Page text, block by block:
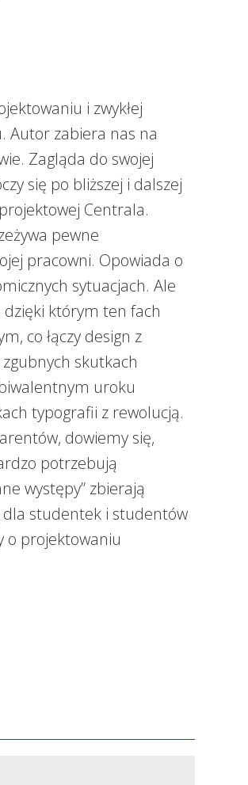
i zwykłej
Autor zabiera nas na
Zagląda do swojej
się po bliższej i dalszej
Centrala.
pewne
pracowni. Opowiada o
sytuacjach. Ale
którym ten fach
co łączy design z
skutkach
uroku
typografii z rewolucją.
dowiemy się,
potrzebują
występy” zbierają
dla studentek i studentów
o projektowaniu